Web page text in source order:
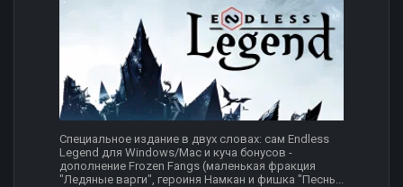
Специальное издание в двух словах: сам Endless
Legend для Windows/Mac и куча бонусов -
дополнение Frozen Fangs (маленькая фракция
"Ледяные варги", героиня Намкан и фишка "Песнь...